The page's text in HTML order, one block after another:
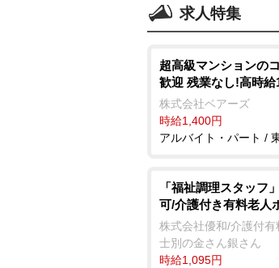
求人特集
超高級マンションの
歓迎 残業なし!高時給
株式会社ベアーズ
時給1,400円
アルバイト・パート /
「福祉調理スタッフ
可/介護付き有料老人
株式会社優和/介護付
士別の金さん銀さん
時給1,095円